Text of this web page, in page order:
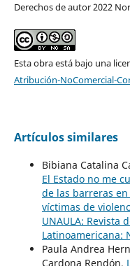
Derechos de autor 2022
Esta obra está bajo una
Atribución-NoComercial-
Artículos similares
Bibiana Catalina
El Estado no me
de las barreras
víctimas de
UNAULA: Revista
Latinoamericana:
Paula Andrea
Cardona Rendón,